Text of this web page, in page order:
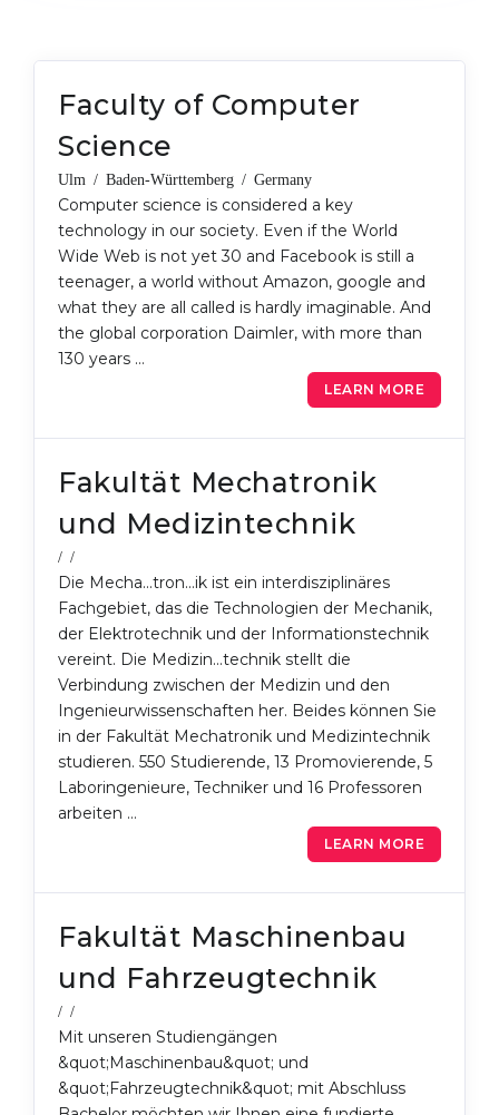
Sample Vacancies
CAREER GUIDANCE
Holland Test
Interest Map Test
RIASEC Test
Successat
Our students successfully enroll in
Physics
Management
Other Field
WE APPLY FROM...
Russia
Ukraine
Kazakhstan
Armenia
Belarus
Other Country
BOOK A CONSULTATION
Faculty of Computer
Science
Ulm / Baden-Württemberg / Germany
Computer science is considered a key
technology in our society. Even if the World
Wide Web is not yet 30 and Facebook is still a
teenager, a world without Amazon, google and
what they are all called is hardly imaginable. And
the global corporation Daimler, with more than
130 years …
LEARN MORE
Fakultät Mechatronik
und Medizintechnik
/ /
Die Mecha...tron...ik ist ein interdisziplinäres
Fachgebiet, das die Technologien der Mechanik,
der Elektrotechnik und der Informationstechnik
vereint. Die Medizin...technik stellt die
Verbindung zwischen der Medizin und den
Ingenieurwissenschaften her. Beides können Sie
in der Fakultät Mechatronik und Medizintechnik
studieren. 550 Studierende, 13 Promovierende, 5
Laboringenieure, Techniker und 16 Professoren
arbeiten …
LEARN MORE
Fakultät Maschinenbau
und Fahrzeugtechnik
/ /
Mit unseren Studiengängen
&quot;Maschinenbau&quot; und
&quot;Fahrzeugtechnik&quot; mit Abschluss